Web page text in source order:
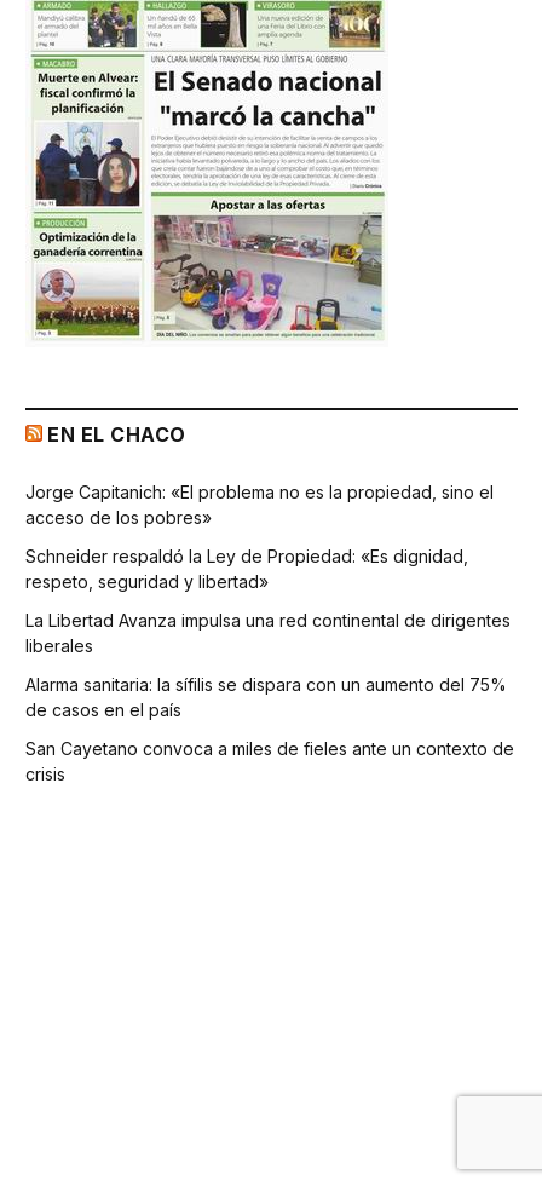
EN EL CHACO
Jorge Capitanich: «El problema no es la propiedad, sino el
acceso de los pobres»
Schneider respaldó la Ley de Propiedad: «Es dignidad,
respeto, seguridad y libertad»
La Libertad Avanza impulsa una red continental de dirigentes
liberales
Alarma sanitaria: la sífilis se dispara con un aumento del 75%
de casos en el país
San Cayetano convoca a miles de fieles ante un contexto de
crisis